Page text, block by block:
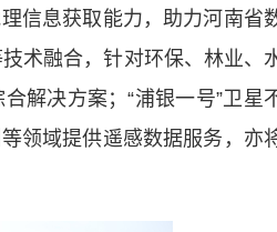
信息获取能力，助力河南省
术融合，针对环保、林业、
解决方案；“浦银一号”卫星
领域提供遥感数据服务，亦